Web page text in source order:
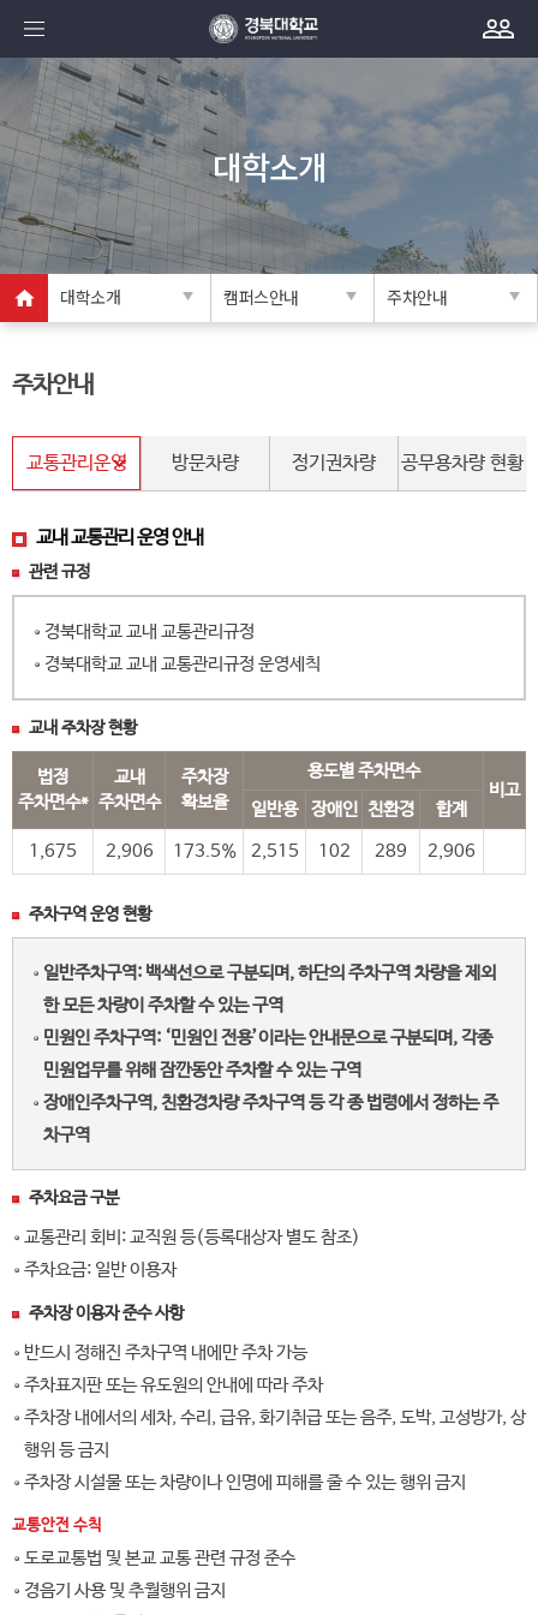
대학소개
대학소개 캠퍼스안내 주차안내
주차안내
교통관리운영 방문차량 정기권차량 공무용차량 현황
교내 교통관리 운영 안내
관련 규정
경북대학교 교내 교통관리규정
경북대학교 교내 교통관리규정 운영세칙
교내 주차장 현황
법정
주차면수*
교내
주차면수
주차장
확보율
용도별 주차면수
비고
일반용
장애인 친환경 합계
1,675 2,906 173.5% 2,515 102 289 2,906
주차구역 운영 현황
일반주차구역: 백색선으로 구분되며, 하단의 주차구역 차량을 제외
한 모든 차량이 주차할 수 있는 구역
민원인 주차구역: ‘민원인 전용’이라는 안내문으로 구분되며, 각종
민원업무를 위해 잠깐동안 주차할 수 있는 구역
장애인주차구역, 친환경차량 주차구역 등 각 종 법령에서 정하는 주
차구역
주차요금 구분
교통관리 회비: 교직원 등(등록대상자 별도 참조)
주차요금: 일반 이용자
주차장 이용자 준수 사항
반드시 정해진 주차구역 내에만 주차 가능
주차표지판 또는 유도원의 안내에 따라 주차
주차장 내에서의 세차, 수리, 급유, 화기취급 또는 음주, 도박, 고성방가, 상
행위 등 금지
주차장 시설물 또는 차량이나 인명에 피해를 줄 수 있는 행위 금지
교통안전 수칙
도로교통법 및 본교 교통 관련 규정 준수
경음기 사용 및 추월행위 금지